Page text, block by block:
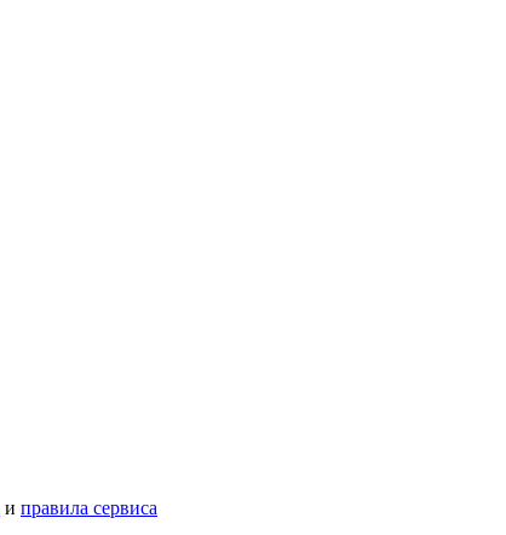
и правила сервиса